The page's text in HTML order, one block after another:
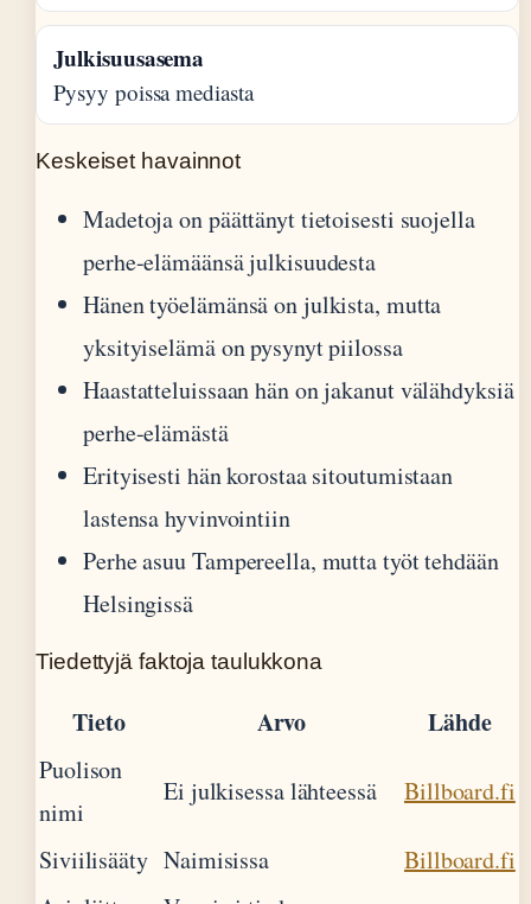
Julkisuusasema
Pysyy poissa mediasta
Keskeiset havainnot
Madetoja on päättänyt tietoisesti suojella
perhe-elämäänsä julkisuudesta
Hänen työelämänsä on julkista, mutta
yksityiselämä on pysynyt piilossa
Haastatteluissaan hän on jakanut välähdyksiä
perhe-elämästä
Erityisesti hän korostaa sitoutumistaan
lastensa hyvinvointiin
Perhe asuu Tampereella, mutta työt tehdään
Helsingissä
Tiedettyjä faktoja taulukkona
Tieto Arvo Lähde
Puolison
nimi
Ei julkisessa lähteessä Billboard.fi
Siviilisääty Naimisissa
Billboard.fi